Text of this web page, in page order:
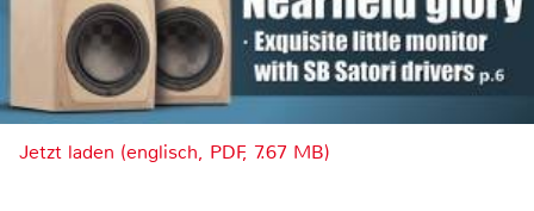
Jetzt laden (englisch, PDF, 7.67 MB)